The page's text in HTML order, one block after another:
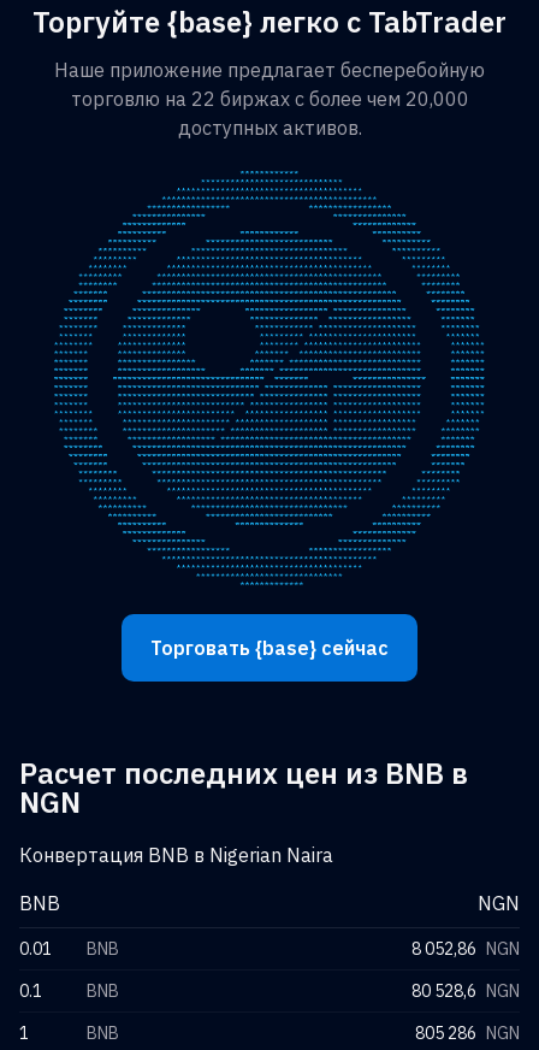
Торгуйте {base} легко с TabTrader
Наше приложение предлагает бесперебойную
торговлю на 22 биржах с более чем 20,000
доступных активов.
Торговать {base} сейчас
Расчет последних цен из BNB в
NGN
Конвертация BNB в Nigerian Naira
BNB
NGN
0.01 BNB 8 052,86 NGN
0.1
BNB 80 528,6 NGN
1
BNB 805 286 NGN